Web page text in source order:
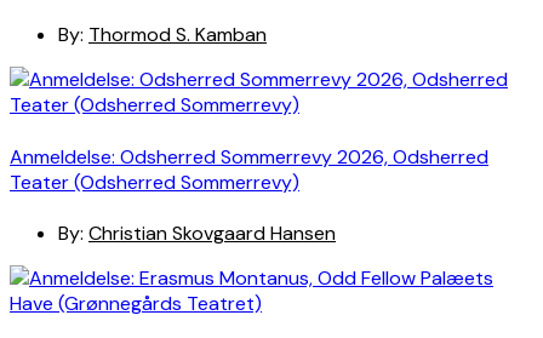
By: Thormod S. Kamban
Anmeldelse: Odsherred Sommerrevy 2026, Odsherred
Teater (Odsherred Sommerrevy)
By: Christian Skovgaard Hansen